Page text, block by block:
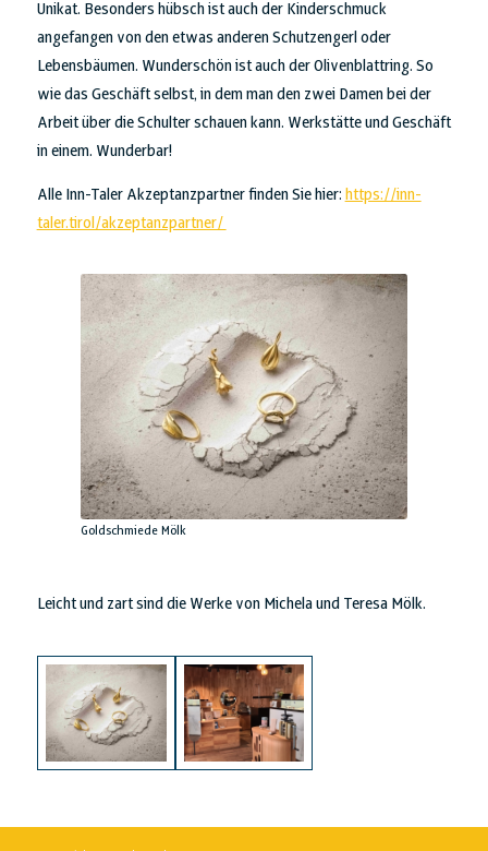
Unikat. Besonders hübsch ist auch der Kinderschmuck
angefangen von den etwas anderen Schutzengerl oder
Lebensbäumen. Wunderschön ist auch der Olivenblattring. So
wie das Geschäft selbst, in dem man den zwei Damen bei der
Arbeit über die Schulter schauen kann. Werkstätte und Geschäft
in einem. Wunderbar!
Alle Inn-Taler Akzeptanzpartner finden Sie hier: https://inn-
taler.tirol/akzeptanzpartner/
Goldschmiede Mölk
Leicht und zart sind die Werke von Michela und Teresa Mölk.